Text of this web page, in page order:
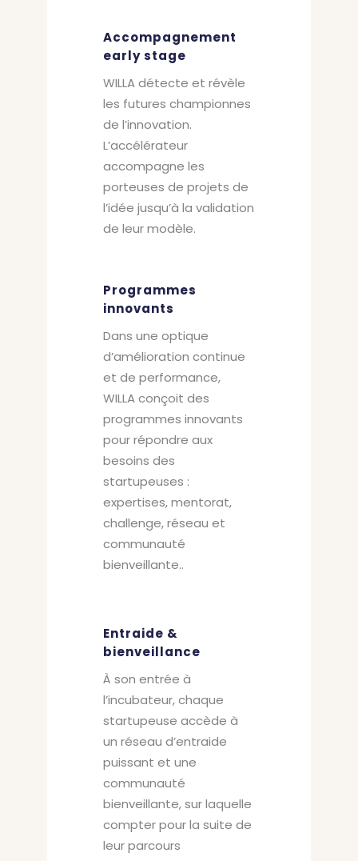
Accompagnement
early stage
WILLA détecte et révèle
les futures championnes
de l’innovation.
L’accélérateur
accompagne les
porteuses de projets de
l’idée jusqu’à la validation
de leur modèle.
Programmes
innovants
Dans une optique
d’amélioration continue
et de performance,
WILLA conçoit des
programmes innovants
pour répondre aux
besoins des
startupeuses :
expertises, mentorat,
challenge, réseau et
communauté
bienveillante..
Entraide &
bienveillance
À son entrée à
l’incubateur, chaque
startupeuse accède à
un réseau d’entraide
puissant et une
communauté
bienveillante, sur laquelle
compter pour la suite de
leur parcours